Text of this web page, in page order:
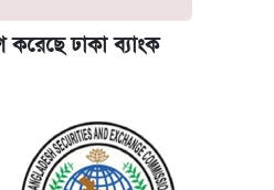
ঢাকা ব্যাংক